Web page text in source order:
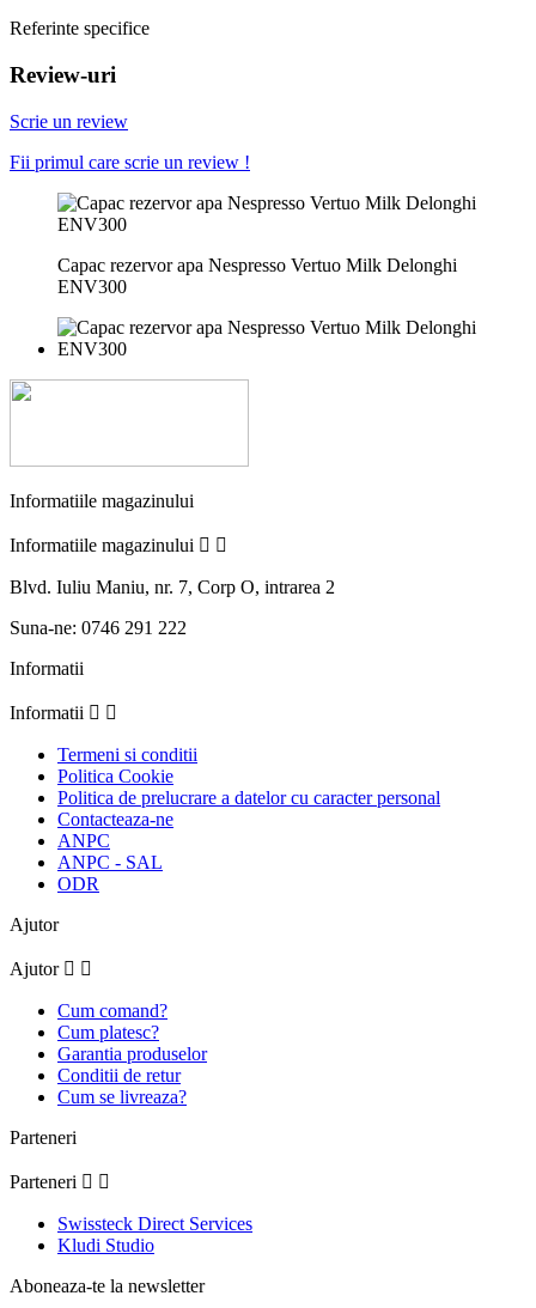
Referinte specifice
Review-uri
Scrie un review
Fii primul care scrie un review !
Capac rezervor apa Nespresso Vertuo Milk Delonghi
ENV300
Informatiile magazinului
Informatiile magazinului  
Blvd. Iuliu Maniu, nr. 7, Corp O, intrarea 2
Suna-ne: 0746 291 222
Informatii
Informatii  
Termeni si conditii
Politica Cookie
Politica de prelucrare a datelor cu caracter personal
Contacteaza-ne
ANPC
ANPC - SAL
ODR
Ajutor
Ajutor  
Cum comand?
Cum platesc?
Garantia produselor
Conditii de retur
Cum se livreaza?
Parteneri
Parteneri  
Swissteck Direct Services
Kludi Studio
Aboneaza-te la newsletter